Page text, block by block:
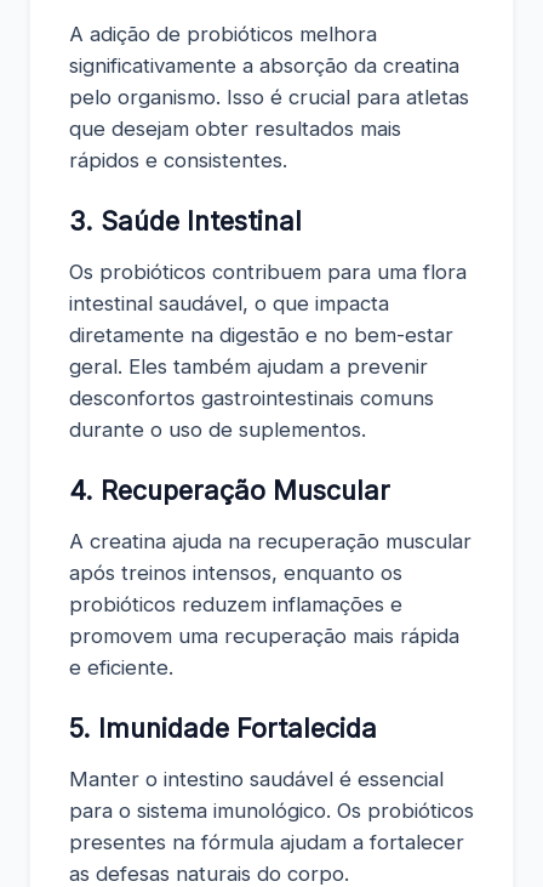
A adição de probióticos melhora
significativamente a absorção da creatina
pelo organismo. Isso é crucial para atletas
que desejam obter resultados mais
rápidos e consistentes.
3. Saúde Intestinal
Os probióticos contribuem para uma flora
intestinal saudável, o que impacta
diretamente na digestão e no bem-estar
geral. Eles também ajudam a prevenir
desconfortos gastrointestinais comuns
durante o uso de suplementos.
4. Recuperação Muscular
A creatina ajuda na recuperação muscular
após treinos intensos, enquanto os
probióticos reduzem inflamações e
promovem uma recuperação mais rápida
e eficiente.
5. Imunidade Fortalecida
Manter o intestino saudável é essencial
para o sistema imunológico. Os probióticos
presentes na fórmula ajudam a fortalecer
as defesas naturais do corpo.